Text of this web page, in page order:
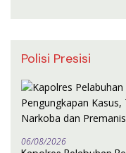
Polisi Presisi
06/08/2026